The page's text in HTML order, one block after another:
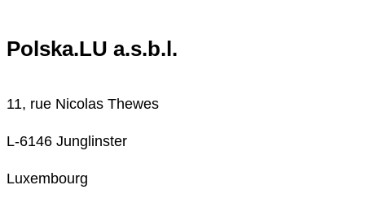
Polska.LU a.s.b.l.
11, rue Nicolas Thewes
L-6146 Junglinster
Luxembourg